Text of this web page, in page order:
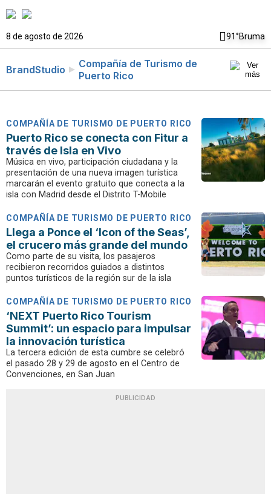
8 de agosto de 2026 91°Bruma
BrandStudio
Compañía de Turismo de
Puerto Rico
COMPAÑÍA DE TURISMO DE PUERTO RICO
Puerto Rico se conecta con Fitur a
través de Isla en Vivo
Música en vivo, participación ciudadana y la
presentación de una nueva imagen turística
marcarán el evento gratuito que conecta a la
isla con Madrid desde el Distrito T-Mobile
COMPAÑÍA DE TURISMO DE PUERTO RICO
Llega a Ponce el ‘Icon of the Seas’,
el crucero más grande del mundo
Como parte de su visita, los pasajeros
recibieron recorridos guiados a distintos
puntos turísticos de la región sur de la isla
COMPAÑÍA DE TURISMO DE PUERTO RICO
‘NEXT Puerto Rico Tourism
Summit’: un espacio para impulsar
la innovación turística
La tercera edición de esta cumbre se celebró
el pasado 28 y 29 de agosto en el Centro de
Convenciones, en San Juan
PUBLICIDAD